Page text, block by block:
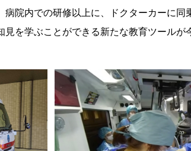
院内での研修以上に、ドクターカーに同
を学ぶことができる新たな教育ツールが